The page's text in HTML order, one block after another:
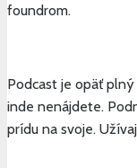
foundrom.
Podcast je opäť
inde nenájdete.
prídu na svoje.